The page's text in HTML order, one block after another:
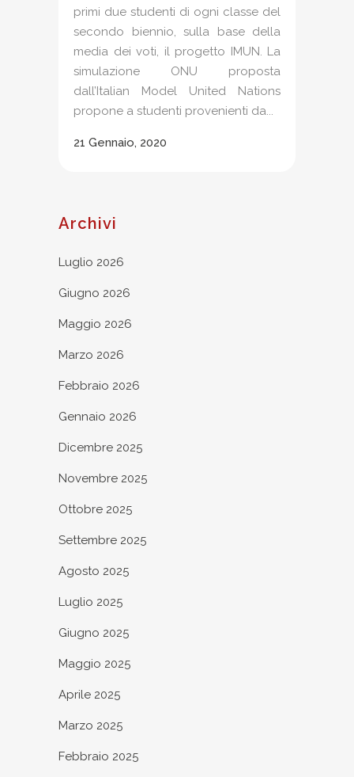
primi due studenti di ogni classe del
secondo biennio, sulla base della
media dei voti, il progetto IMUN. La
simulazione ONU proposta
dall’Italian Model United Nations
propone a studenti provenienti da...
21 Gennaio, 2020
Archivi
Luglio 2026
Giugno 2026
Maggio 2026
Marzo 2026
Febbraio 2026
Gennaio 2026
Dicembre 2025
Novembre 2025
Ottobre 2025
Settembre 2025
Agosto 2025
Luglio 2025
Giugno 2025
Maggio 2025
Aprile 2025
Marzo 2025
Febbraio 2025